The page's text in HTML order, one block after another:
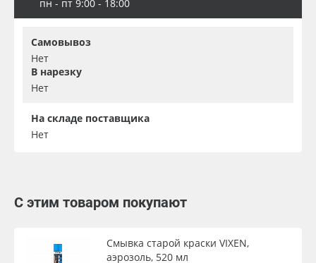
пн - пт 9:00 - 18:00
Самовывоз
Нет
В нарезку
Нет
На складе поставщика
Нет
С этим товаром покупают
Смывка старой краски VIXEN,
аэрозоль, 520 мл